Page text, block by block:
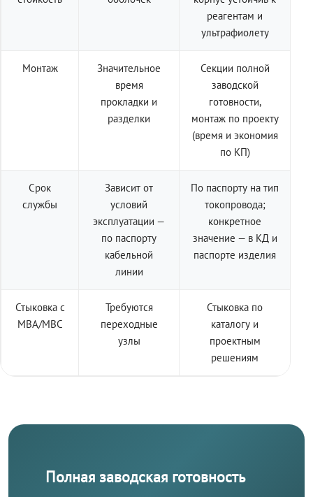
реагентам и
ультрафиолету
Монтаж
Значительное
время
прокладки и
разделки
Секции полной
заводской
готовности,
монтаж по проекту
(время и экономия
по КП)
Срок
службы
Зависит от
условий
эксплуатации —
по паспорту
кабельной
линии
По паспорту на тип
токопровода;
конкретное
значение — в КД и
паспорте изделия
Стыковка с
МВА/МВС
Требуются
переходные
узлы
Стыковка по
каталогу и
проектным
решениям
Полная заводская готовность